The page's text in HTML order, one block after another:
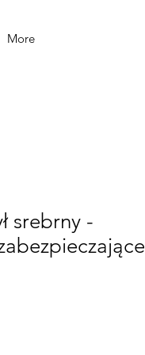
More
srebrny -